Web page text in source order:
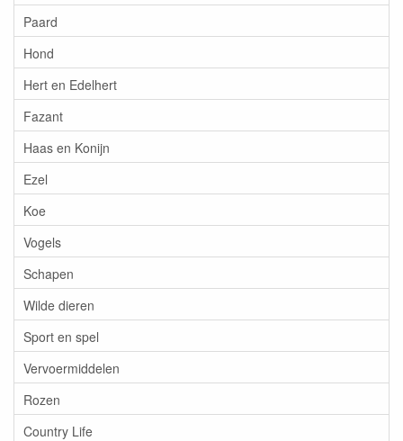
Paard
Hond
Hert en Edelhert
Fazant
Haas en Konijn
Ezel
Koe
Vogels
Schapen
Wilde dieren
Sport en spel
Vervoermiddelen
Rozen
Country Life